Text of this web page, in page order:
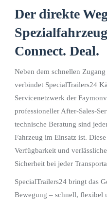
Der direkte
Connect. Deal.
Neben dem schnellen
verbindet SpecialTrailers24
Servicenetzwerk der
professioneller After-Sales-
technische Beratung sind
Fahrzeug im Einsatz ist.
Verfügbarkeit und
Sicherheit bei jeder
SpecialTrailers24 bringt das
Bewegung – schnell, flexibel